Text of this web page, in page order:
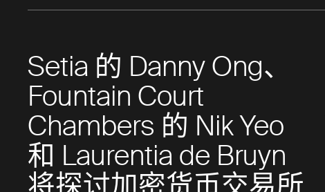
Setia 的 Danny Ong、
Fountain Court
Chambers 的 Nik Yeo
和 Laurentia de Bruyn